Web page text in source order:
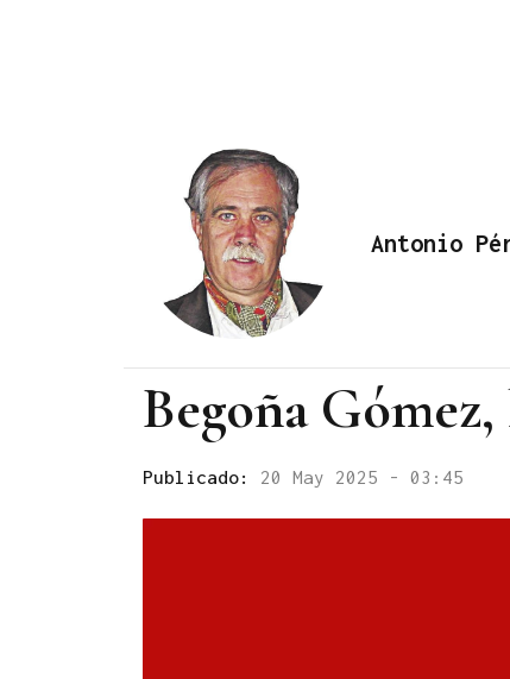
Antonio
Begoña
Publicado: 20 May 2025 - 03:45